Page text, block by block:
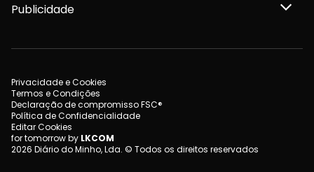
Publicidade
Privacidade e Cookies
Termos e Condições
Declaração de compromisso FSC®
Política de Confidencialidade
Editar Cookies
for tomorrow by LKCOM
2026 Diário do Minho, Lda. © Todos os direitos reservados